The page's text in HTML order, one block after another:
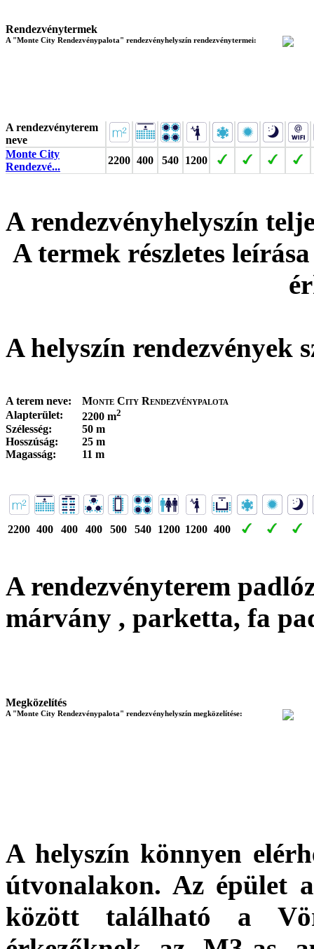
Rendezvénytermek
A "Monte City Rendezvénypalota" rendezvényhelyszín rendezvénytermei:
A rendezvényterem
neve
Monte City
Rendezvé...
2200 400 540 1200
A rendezvényhelyszín
A termek részletes
A helyszín rendezvények
A terem neve:
Monte City Rendezvénypalota
Alapterület:
2200 m2
Szélesség:
50 m
Hosszúság:
25 m
Magasság:
11 m
2200 400 400 400 500 540 1200 1200 400
A rendezvényterem
márvány , parketta, fa
Megközelítés
A "Monte City Rendezvénypalota" rendezvényhelyszín megközelítése:
A helyszín könnyen
útvonalakon. Az épület
között található a